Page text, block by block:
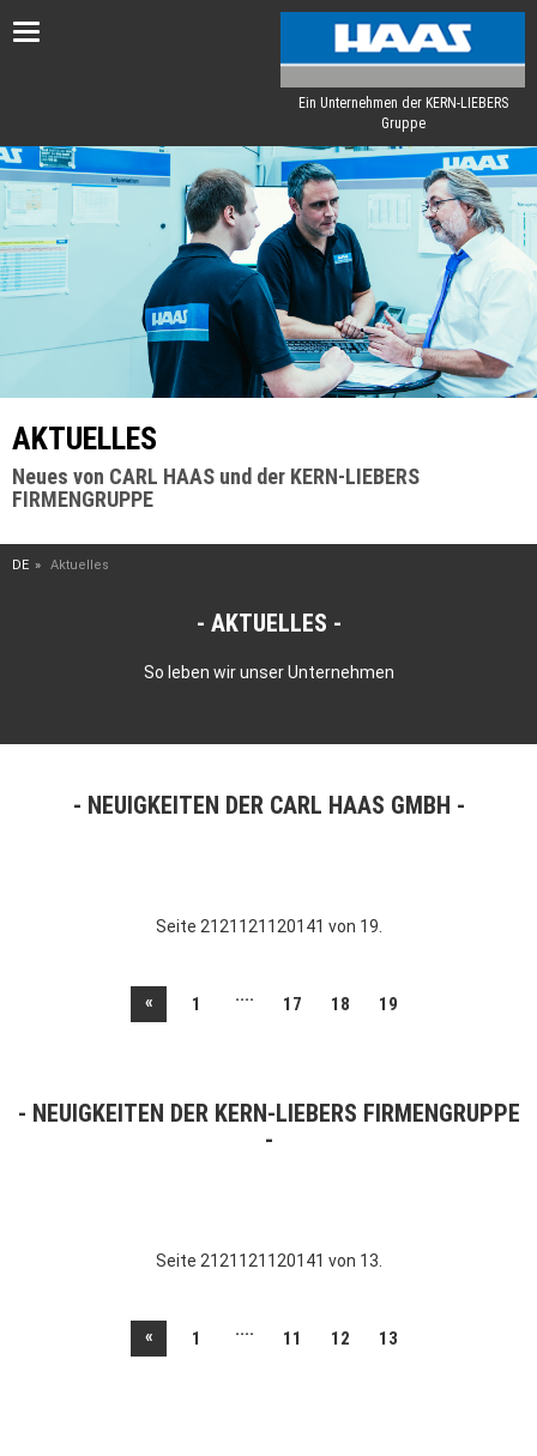
Toggle
Ein Unternehmen der KERN-LIEBERS
Gruppe
AKTUELLES
Neues von CARL HAAS und der KERN-LIEBERS
FIRMENGRUPPE
DE Aktuelles
AKTUELLES
So leben wir unser Unternehmen
NEUIGKEITEN DER CARL HAAS GMBH
Seite 2121121120141 von 19.
« 1 .... 17 18 19
NEUIGKEITEN DER KERN-LIEBERS FIRMENGRUPPE
Seite 2121121120141 von 13.
« 1 .... 11 12 13